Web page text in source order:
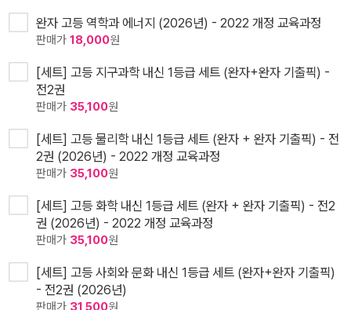
완자 고등 역학과 에너지 (2026년) - 2022 개정 교육과정
판매가 18,000원
[세트] 고등 지구과학 내신 1등급 세트 (완자+완자 기출픽) -
전2권
판매가 35,100원
[세트] 고등 물리학 내신 1등급 세트 (완자 + 완자 기출픽) - 전
2권 (2026년) - 2022 개정 교육과정
판매가 35,100원
[세트] 고등 화학 내신 1등급 세트 (완자 + 완자 기출픽) - 전2
권 (2026년) - 2022 개정 교육과정
판매가 35,100원
[세트] 고등 사회와 문화 내신 1등급 세트 (완자+완자 기출픽)
- 전2권 (2026년)
판매가 31,500원